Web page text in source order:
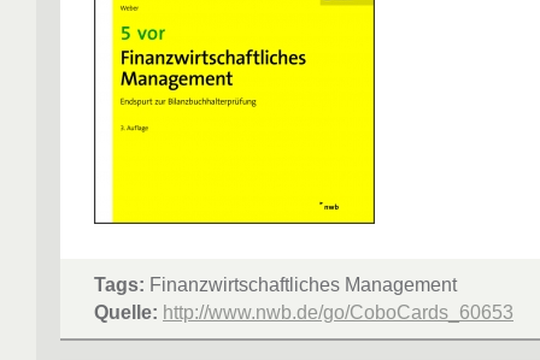
Tags: Finanzwirtschaftliches Management
Quelle: http://www.nwb.de/go/CoboCards_60653